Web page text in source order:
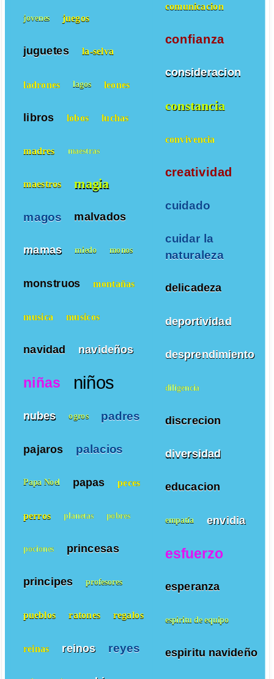
comunicacion
confianza
consideracion
constancia
convivencia
creatividad
cuidado
cuidar la
naturaleza
delicadeza
deportividad
desprendimiento
diligencia
discrecion
diversidad
educacion
empatía envidia
esfuerzo
esperanza
espiritu de equipo
espiritu navideño
jovenes juegos
juguetes la-selva
ladrones lagos leones
libros lobos luchas
madres maestras
maestros magia
magos malvados
mamas miedo monos
monstruos montañas
musica musicos
navidad navideños
niñas niños
nubes ogros padres
pajaros palacios
Papa Noel papas peces
perros planetas pobres
pociones princesas
principes profesores
pueblos ratones regalos
reinas reinos reyes